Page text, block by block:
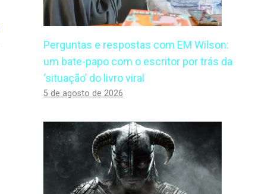
Perguntas e respostas com EM Wilson:
um bate-papo com o escritor por trás da
‘situação’ do livro viral
5 de agosto de 2026